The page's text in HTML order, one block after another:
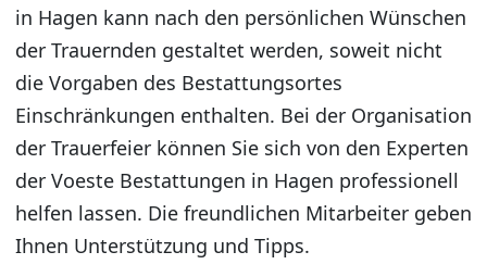
in Hagen kann nach den persönlichen Wünschen
der Trauernden gestaltet werden, soweit nicht
die Vorgaben des Bestattungsortes
Einschränkungen enthalten. Bei der Organisation
der Trauerfeier können Sie sich von den Experten
der Voeste Bestattungen in Hagen professionell
helfen lassen. Die freundlichen Mitarbeiter geben
Ihnen Unterstützung und Tipps.